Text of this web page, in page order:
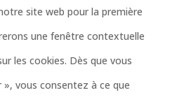
site web pour la première
une fenêtre contextuelle
les cookies. Dès que vous
», vous consentez à ce que